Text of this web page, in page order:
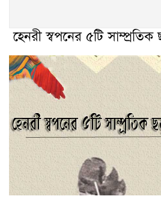
হেনরী স্বপনের ৫টি সাম্প্রতিক